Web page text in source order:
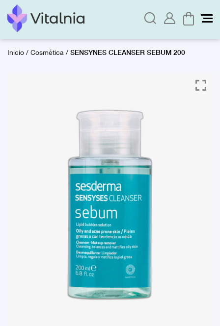
Inicio/Cosmética/ SENSYNES CLEANSER SEBUM 200